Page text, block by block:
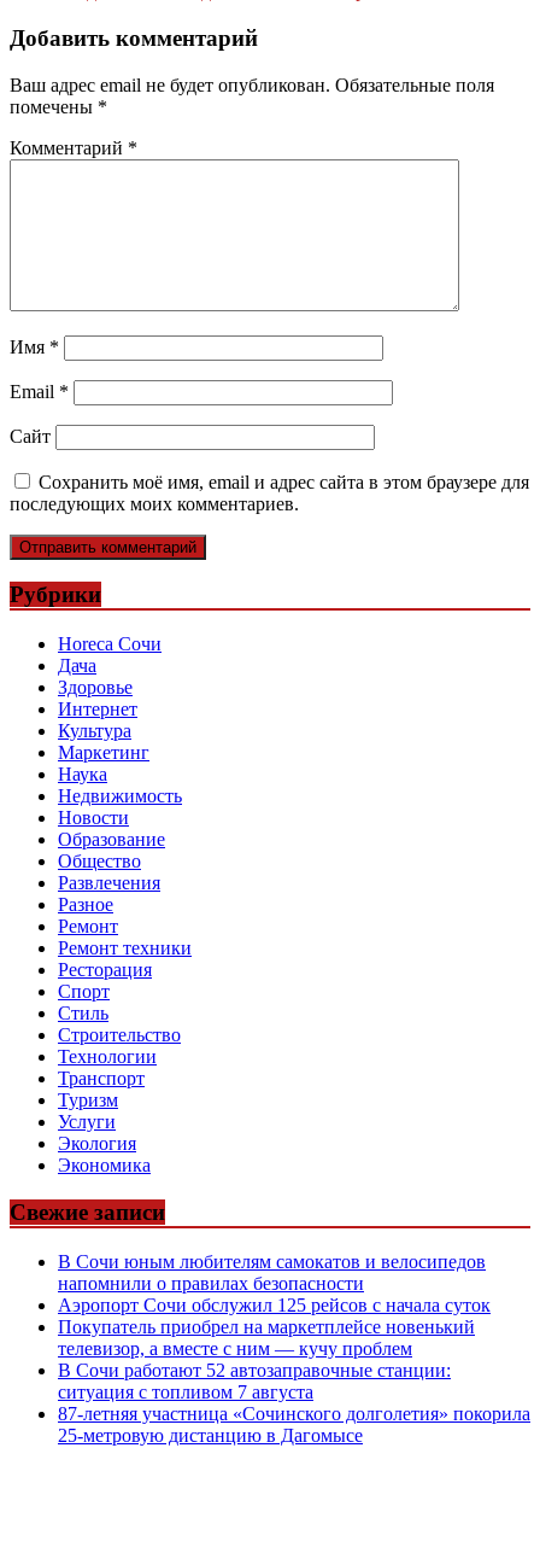
Добавить комментарий
Ваш адрес email не будет опубликован. Обязательные поля
помечены *
Комментарий *
Имя *
Email *
Сайт
Сохранить моё имя, email и адрес сайта в этом браузере для
последующих моих комментариев.
Рубрики
Horeca Сочи
Дача
Здоровье
Интернет
Культура
Маркетинг
Наука
Недвижимость
Новости
Образование
Общество
Развлечения
Разное
Ремонт
Ремонт техники
Ресторация
Спорт
Стиль
Строительство
Технологии
Транспорт
Туризм
Услуги
Экология
Экономика
Свежие записи
В Сочи юным любителям самокатов и велосипедов
напомнили о правилах безопасности
Аэропорт Сочи обслужил 125 рейсов с начала суток
Покупатель приобрел на маркетплейсе новенький
телевизор, а вместе с ним — кучу проблем
В Сочи работают 52 автозаправочные станции:
ситуация с топливом 7 августа
87-летняя участница «Сочинского долголетия» покорила
25-метровую дистанцию в Дагомысе